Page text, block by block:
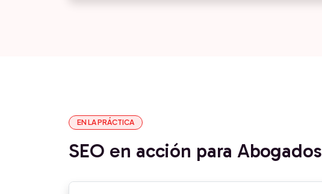
EN LA PRÁCTICA
SEO en acción para Abogados